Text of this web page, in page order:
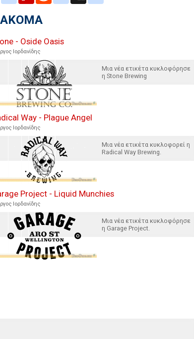
ΑΚΟΜΑ
- Oside Oasis
Ιορδανίδης
Μια νέα ετικέτα κυκλοφόρησε
η Stone Brewing
Way - Plague Angel
Ιορδανίδης
Μια νέα ετικέτα κυκλοφορεί η
Radical Way Brewing.
Project - Liquid Munchies
Ιορδανίδης
Μια νέα ετικέτα κυκλοφόρησε
η Garage Project.